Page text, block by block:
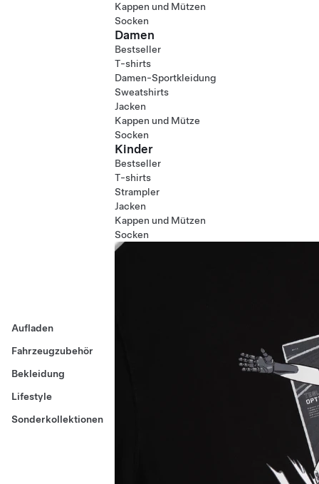
Aufladen
Fahrzeugzubehör
Bekleidung
Lifestyle
Sonderkollektionen
Kappen und Mützen
Socken
Damen
Bestseller
T-shirts
Damen-Sportkleidung
Sweatshirts
Jacken
Kappen und Mütze
Socken
Kinder
Bestseller
T-shirts
Strampler
Jacken
Kappen und Mützen
Socken